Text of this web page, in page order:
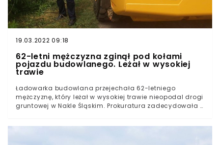
19.03.2022 09:18
62-letni mężczyzna zginął pod kołami
pojazdu budowlanego. Leżał w wysokiej
trawie
Ładowarka budowlana przejechała 62-letniego
mężczyznę, który leżał w wysokiej trawie nieopodal drogi
gruntowej w Nakle Śląskim. Prokuratura zadecydowała o